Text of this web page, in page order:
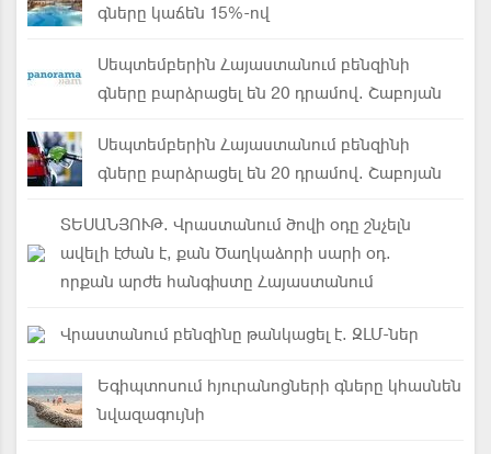
գները կաճեն 15%-ով
Սեպտեմբերին Հայաստանում բենզինի
գները բարձրացել են 20 դրամով. Շաբոյան
Սեպտեմբերին Հայաստանում բենզինի
գները բարձրացել են 20 դրամով. Շաբոյան
ՏԵՍԱՆՅՈՒԹ. Վրաստանում ծովի օդը շնչելն
ավելի էժան է, քան Ծաղկաձորի սարի օդ.
որքան արժե հանգիստը Հայաստանում
Վրաստանում բենզինը թանկացել է. ԶԼՄ-ներ
Եգիպտոսում հյուրանոցների գները կհասնեն
նվազագույնի